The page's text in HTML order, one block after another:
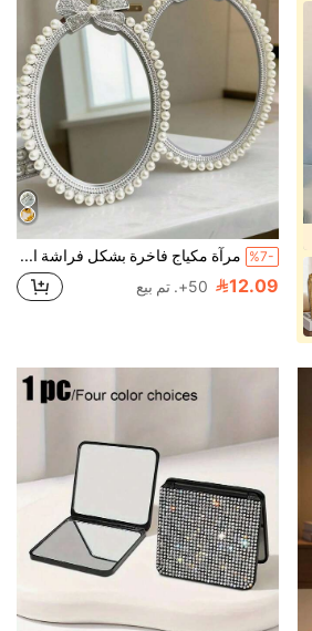
%7- مرآة مكياج فاخرة بشكل فراشة اللؤلؤ قطعة واحدة، إطار فضي بيضاوي مبتكر مقاس 4x6/5x7 بوصة، ديكور أنيق للمكياج، مرآة مكتب، مناسبة لغرفة النوم، هدية مميزة ومفكرة للسيدات
12.09 50+. تم بيع